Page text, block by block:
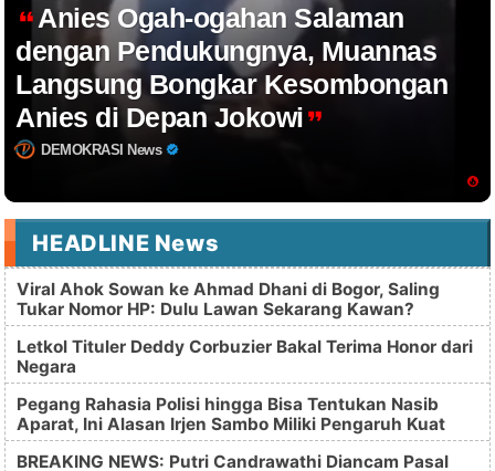
Anies Ogah-ogahan Salaman
dengan Pendukungnya, Muannas
Langsung Bongkar Kesombongan
Anies di Depan Jokowi
DEMOKRASI News
HEADLINE News
Viral Ahok Sowan ke Ahmad Dhani di Bogor, Saling
Tukar Nomor HP: Dulu Lawan Sekarang Kawan?
Letkol Tituler Deddy Corbuzier Bakal Terima Honor dari
Negara
Pegang Rahasia Polisi hingga Bisa Tentukan Nasib
Aparat, Ini Alasan Irjen Sambo Miliki Pengaruh Kuat
BREAKING NEWS: Putri Candrawathi Diancam Pasal